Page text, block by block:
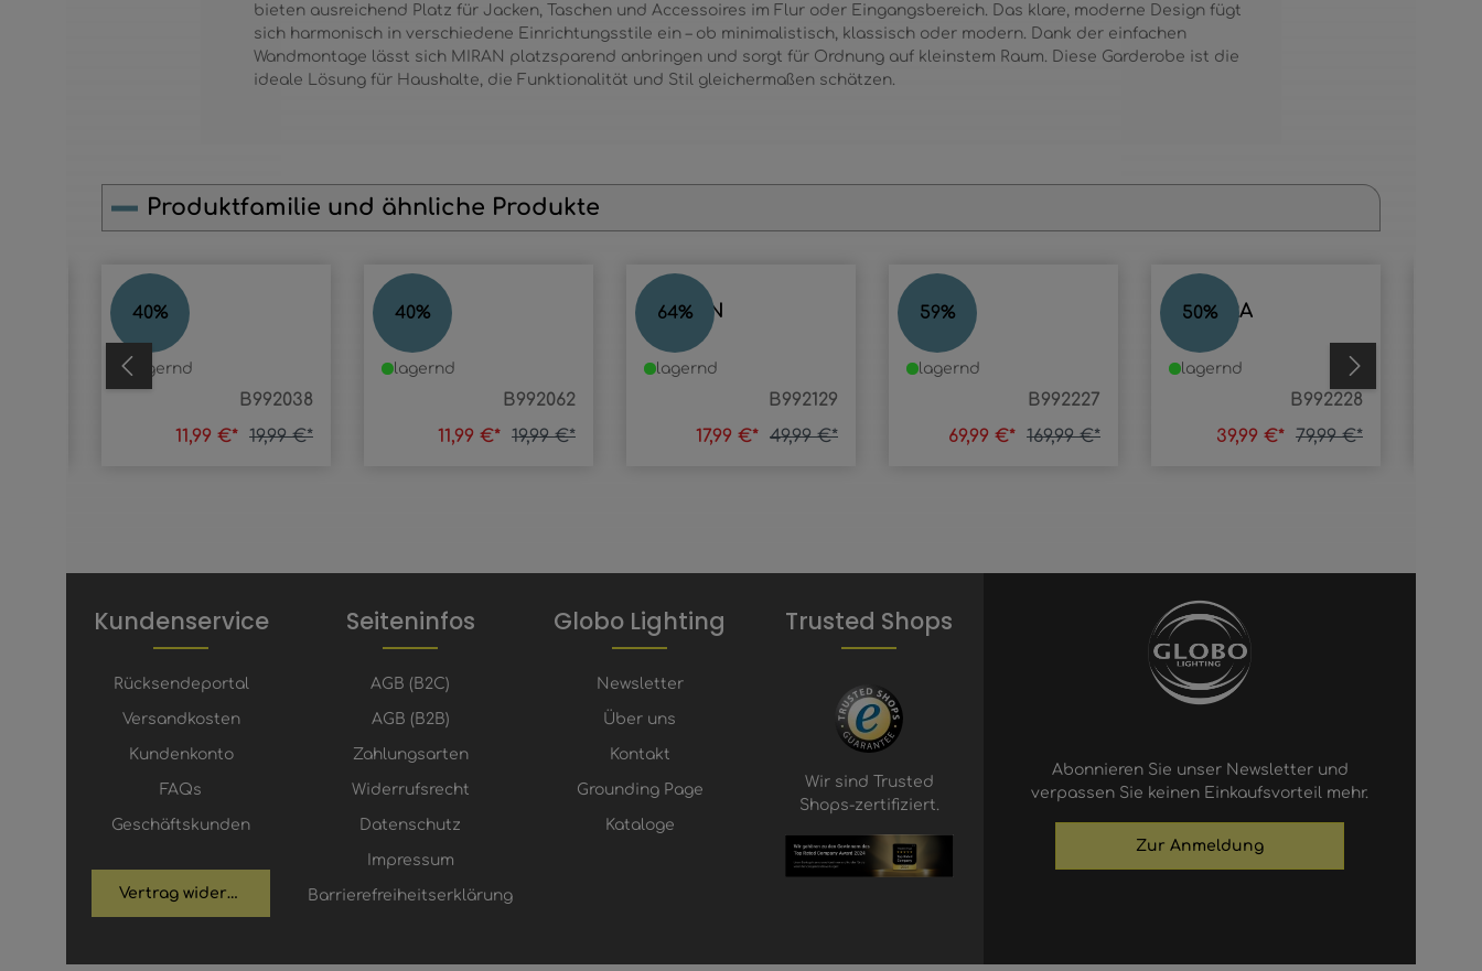
bieten ausreichend Platz für Jacken, Taschen und Accessoires im Flur oder Eingangsbereich. Das klare, moderne Design fügt
sich harmonisch in verschiedene Einrichtungsstile ein – ob minimalistisch, klassisch oder modern. Dank der einfachen
Wandmontage lässt sich MIRAN platzsparend anbringen und sorgt für Ordnung auf kleinstem Raum. Diese Garderobe ist die
ideale Lösung für Haushalte, die Funktionalität und Stil gleichermaßen schätzen.
Produktfamilie und ähnliche Produkte
Produktgalerie überspringen
40%
JOLIE
B992038
lagernd
11,99 €* 19,99 €*
40%
BHP
B992062
lagernd
11,99 €* 19,99 €*
64%
MARVIN
B992129
lagernd
17,99 €* 49,99 €*
59%
CARO
B992227
lagernd
69,99 €* 169,99 €*
50%
SANDRA
B992228
lagernd
39,99 €* 79,99 €*
Kundenservice
Rücksendeportal
Versandkosten
Kundenkonto
FAQs
Geschäftskunden
Vertrag widerrufen
Seiteninfos
AGB (B2C)
AGB (B2B)
Zahlungsarten
Widerrufsrecht
Datenschutz
Impressum
Barrierefreiheitserklärung
Globo Lighting
Newsletter
Über uns
Kontakt
Grounding Page
Kataloge
Trusted Shops
Wir sind Trusted
Shops-zertifiziert.
Abonnieren Sie unser Newsletter und
verpassen Sie keinen Einkaufsvorteil mehr.
Zur Anmeldung